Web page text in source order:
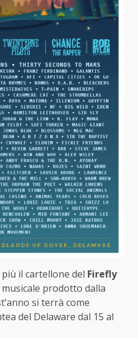
il cartellone del Firefly
prodotto dalla
si terrà come
del Delaware dal 15 al